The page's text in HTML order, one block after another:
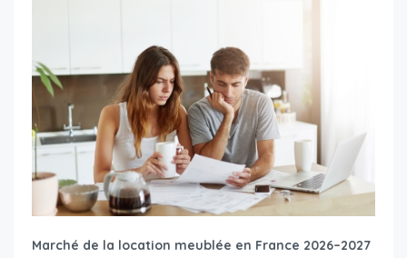
Marché de la location meublée en France 2026–2027